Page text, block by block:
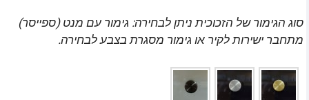
סוג הגימור של הזכוכית ניתן לבחירה: גימור עם מנט (ספייסר)
מתחבר ישירות לקיר או גימור מסגרת בצבע לבחירה.